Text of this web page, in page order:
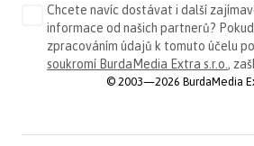
Chcete navíc dostávat i další
informace od našich partnerů?
zpracováním údajů k tomuto účelu
soukromí BurdaMedia Extra s.r.o. ,
© 2003—2026 BurdaMedia